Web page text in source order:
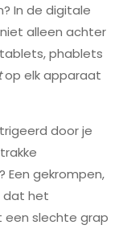
In de digitale
alleen achter
phablets
op elk apparaat
door je
Een gekrompen,
dat het
een slechte grap